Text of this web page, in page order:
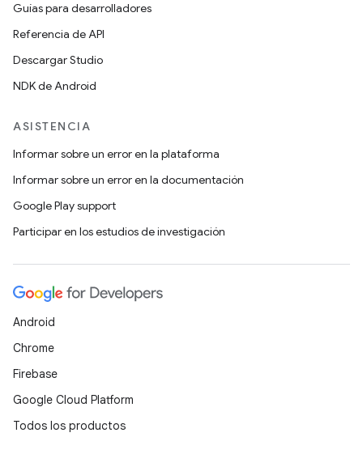
Guías para desarrolladores
Referencia de API
Descargar Studio
NDK de Android
ASISTENCIA
Informar sobre un error en la plataforma
Informar sobre un error en la documentación
Google Play support
Participar en los estudios de investigación
Android
Chrome
Firebase
Google Cloud Platform
Todos los productos